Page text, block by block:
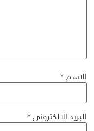
الاسم*
البريد الإلكتروني*